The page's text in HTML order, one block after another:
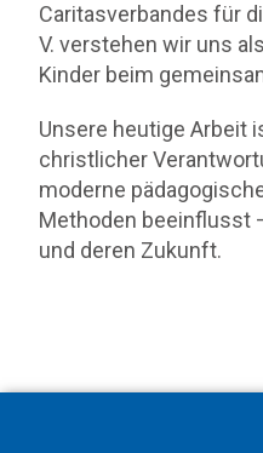
Caritasverbandes für
V. verstehen wir uns
Kinder beim
Unsere heutige Arbeit
christlicher
moderne
Methoden beeinflusst
und deren Zukunft.